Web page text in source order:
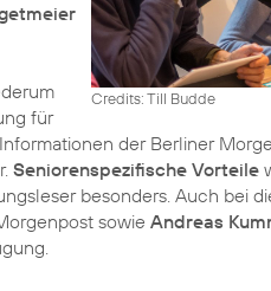
Credits: Till Budde
für
der Berliner
Seniorenspezifische Vorteile
besonders. Auch bei
sowie Andreas